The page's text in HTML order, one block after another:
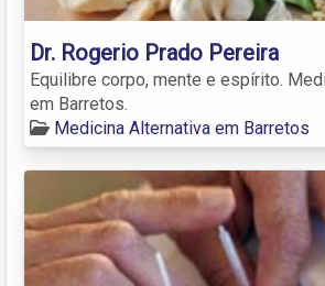
Dr. Rogerio Prado Pereira
Equilibre corpo, mente e espírito.
em Barretos.
Medicina Alternativa em Barretos